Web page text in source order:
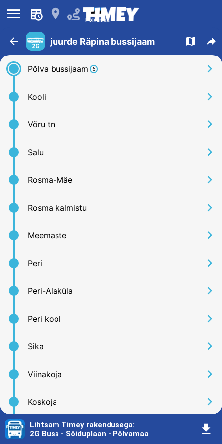
󰍜 󰍎 Põlvamaa
󰁍 2G juurde Räpina bussijaam 󰍍 󰒖
Põlva bussijaam 6 󰅂
Kooli 󰅂
Võru tn 󰅂
Salu 󰅂
Rosma-Mäe 󰅂
Rosma kalmistu 󰅂
Meemaste 󰅂
Peri 󰅂
Peri-Alaküla 󰅂
Peri kool 󰅂
Sika 󰅂
Viinakoja 󰅂
Koskoja 󰅂
Naruski 󰅂
Lihtsam Timey rakendusega:
2G Buss - Sõiduplaan - Põlvamaa
󰇚